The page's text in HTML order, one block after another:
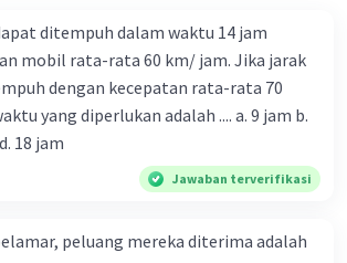
ditempuh dalam waktu 14 jam
mobil rata-rata 60 km/ jam. Jika jarak
dengan kecepatan rata-rata 70
diperlukan adalah .... a. 9 jam b.
12 jam c. 15 jam d. 18 jam
Jawaban terverifikasi
peluang mereka diterima adalah